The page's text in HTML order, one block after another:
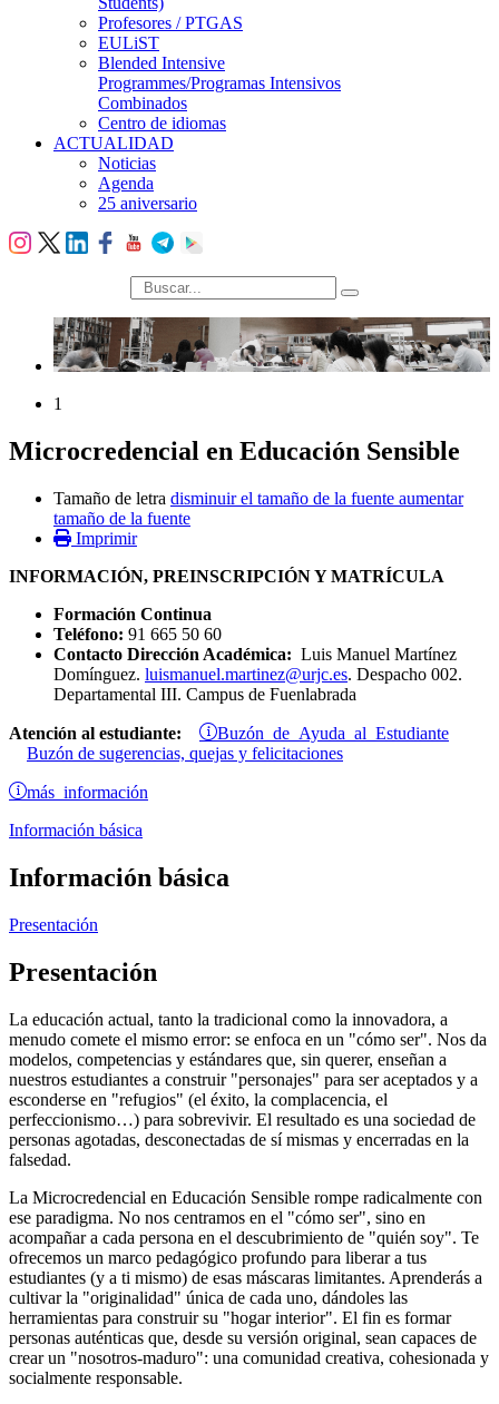
Profesores / PTGAS
EULiST
Blended Intensive
Programmes/Programas Intensivos
Combinados
Centro de idiomas
ACTUALIDAD
Noticias
Agenda
25 aniversario
búsqueda
1
Microcredencial en Educación Sensible
Tamaño de letra disminuir el tamaño de la fuente aumentar
tamaño de la fuente
Imprimir
INFORMACIÓN, PREINSCRIPCIÓN Y MATRÍCULA
Formación Continua
Teléfono: 91 665 50 60
Contacto Dirección Académica: Luis Manuel Martínez
Domínguez. luismanuel.martinez@urjc.es. Despacho 002.
Departamental III. Campus de Fuenlabrada
Atención al estudiante: Buzón de Ayuda al Estudiante
Buzón de sugerencias, quejas y felicitaciones
más información
Información básica
Información básica
Presentación
Presentación
La educación actual, tanto la tradicional como la innovadora, a
menudo comete el mismo error: se enfoca en un "cómo ser". Nos da
modelos, competencias y estándares que, sin querer, enseñan a
nuestros estudiantes a construir "personajes" para ser aceptados y a
esconderse en "refugios" (el éxito, la complacencia, el
perfeccionismo…) para sobrevivir. El resultado es una sociedad de
personas agotadas, desconectadas de sí mismas y encerradas en la
falsedad.
La Microcredencial en Educación Sensible rompe radicalmente con
ese paradigma. No nos centramos en el "cómo ser", sino en
acompañar a cada persona en el descubrimiento de "quién soy". Te
ofrecemos un marco pedagógico profundo para liberar a tus
estudiantes (y a ti mismo) de esas máscaras limitantes. Aprenderás a
cultivar la "originalidad" única de cada uno, dándoles las
herramientas para construir su "hogar interior". El fin es formar
personas auténticas que, desde su versión original, sean capaces de
crear un "nosotros-maduro": una comunidad creativa, cohesionada y
socialmente responsable.